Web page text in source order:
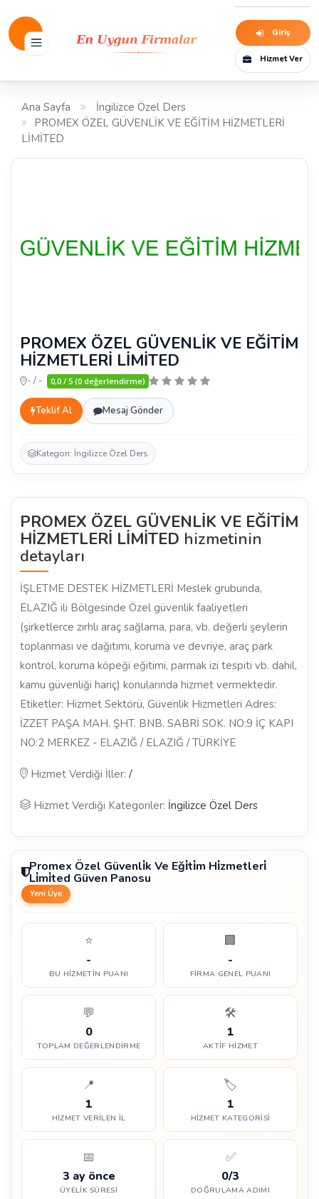
Giriş
Hizmet Ver
Ana Sayfa
İngilizce Özel Ders
PROMEX ÖZEL GÜVENLİK VE EĞİTİM HİZMETLERİ
LİMİTED
PROMEX ÖZEL GÜVENLİK VE EĞİTİM
HİZMETLERİ LİMİTED
- / - 0,0 / 5 (0 değerlendirme)
Teklif Al Mesaj Gönder
Kategori: İngilizce Özel Ders
PROMEX ÖZEL GÜVENLİK VE EĞİTİM
HİZMETLERİ LİMİTED hizmetinin
detayları
İŞLETME DESTEK HİZMETLERİ Meslek grubunda,
ELAZIĞ ili Bölgesinde Özel güvenlik faaliyetleri
(şirketlerce zırhlı araç sağlama, para, vb. değerli şeylerin
toplanması ve dağıtımı, koruma ve devriye, araç park
kontrol, koruma köpeği eğitimi, parmak izi tespiti vb. dahil,
kamu güvenliği hariç) konularında hizmet vermektedir.
Etiketler: Hizmet Sektörü, Güvenlik Hizmetleri Adres:
İZZET PAŞA MAH. ŞHT. BNB. SABRİ SOK. NO:9 İÇ KAPI
NO:2 MERKEZ - ELAZIĞ / ELAZIĞ / TÜRKİYE
Hizmet Verdiği İller: /
Hizmet Verdiği Kategoriler: İngilizce Özel Ders
Promex Özel Güvenli̇k Ve Eği̇ti̇m Hi̇zmetleri̇
Li̇mi̇ted Güven Panosu
Yeni Üye
⭐
-
BU HIZMETIN PUANI
🏢
-
FIRMA GENEL PUANI
💬
0
TOPLAM DEĞERLENDIRME
🛠️
1
AKTIF HIZMET
📍
1
HIZMET VERILEN İL
🏷️
1
HIZMET KATEGORISI
📅
3 ay önce
ÜYELIK SÜRESI
✅
0/3
DOĞRULAMA ADIMI